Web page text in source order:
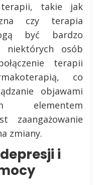
takie jak
czy terapia
być bardzo
niektórych osób
terapii
co
objawami
elementem
zaangażowanie
zmiany.
i